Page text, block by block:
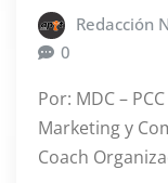
Redacción
0
Por: MDC –
Marketing y
Coach